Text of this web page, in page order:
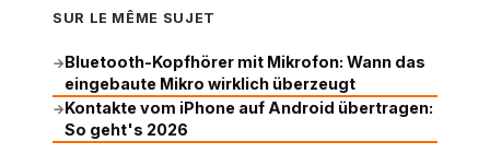
SUR LE MÊME SUJET
→Bluetooth-Kopfhörer mit Mikrofon: Wann das
eingebaute Mikro wirklich überzeugt
→Kontakte vom iPhone auf Android übertragen:
So geht's 2026